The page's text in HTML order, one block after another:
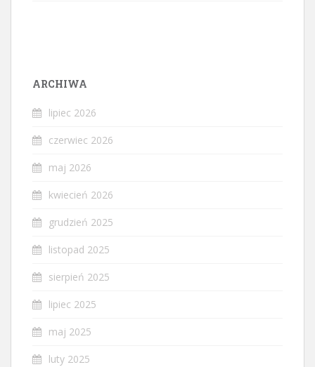
ARCHIWA
lipiec 2026
czerwiec 2026
maj 2026
kwiecień 2026
grudzień 2025
listopad 2025
sierpień 2025
lipiec 2025
maj 2025
luty 2025